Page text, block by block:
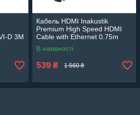
D 3М
Кабель HDMI Inakustik
Premium High Speed HDMI
Cable with Ethernet 0.75m
В наявності
539 ₴ 1 560 ₴